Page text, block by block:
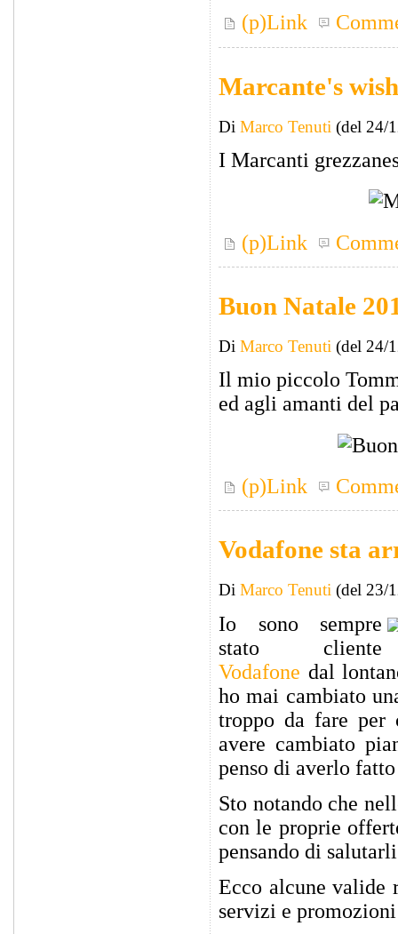
(p)Link
Marcante's
Di Marco Tenuti (del 24/
I Marcanti
(p)Link
Buon Natale
Di Marco Tenuti (del 24/
Il mio piccolo
ed agli amanti del
(p)Link
Vodafone sta
Di Marco Tenuti (del 23/
Io sono sempre
stato cliente
Vodafone dal
ho mai cambiato
troppo da fare per
avere cambiato
penso di averlo
Sto notando che
con le proprie
pensando di
Ecco alcune valide
servizi e